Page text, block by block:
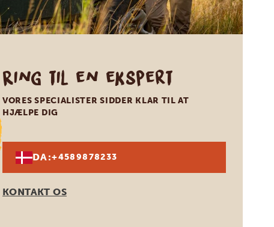
Ring til en ekspert
VORES SPECIALISTER SIDDER KLAR TIL AT
HJÆLPE DIG
DA:+4589878233
KONTAKT OS